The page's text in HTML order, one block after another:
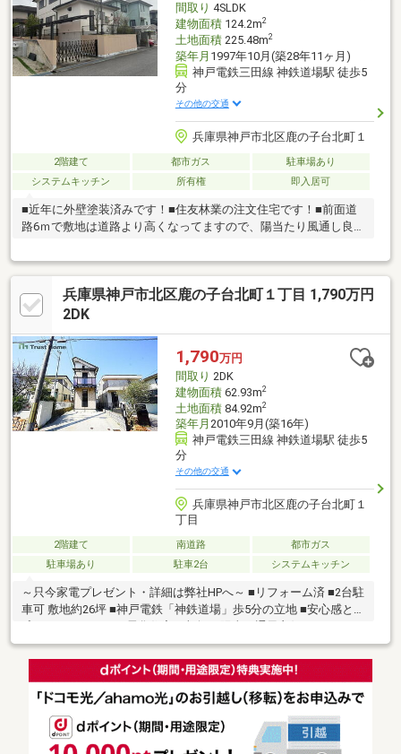
間取り 4SLDK
建物面積124.2m2
土地面積225.48m2
築年月 1997年10月(築28年11ヶ月)
神戸電鉄三田線 神鉄道場駅 徒歩5
分
その他の交通
兵庫県神戸市北区鹿の子台北町１
2階建て 都市ガス
駐車場あり
システムキッチン
所有権 即入居可
■近年に外壁塗装済みです！■住友林業の注文住宅です！■前面道
路6ｍで敷地は道路より高くなってますので、陽当たり風通し良好
兵庫県神戸市北区鹿の子台北町１丁目 1,790万円
2DK
1,790万円
間取り 2DK
建物面積62.93m2
土地面積84.92m2
築年月 2010年9月(築16年)
神戸電鉄三田線 神鉄道場駅 徒歩5
分
その他の交通
兵庫県神戸市北区鹿の子台北町１
丁目
2階建て 南道路
都市ガス
駐車場あり
駐車2台 システムキッチン
～只今家電プレゼント・詳細は弊社HPへ～ ■リフォーム済 ■2台駐
車可 敷地約26坪 ■神戸電鉄「神鉄道場」歩5分の立地 ■安心感と地